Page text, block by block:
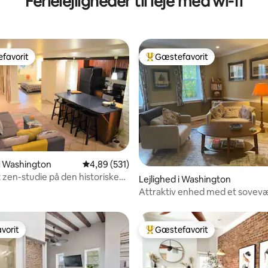
bedømmelse, 203 omtaler
Washington 4,89 ud af 5 i gennemsnitlig bedømmelse,
4,89 (531)
zen-studie på den historiske
Bedste gæstefavorit
Gæstefavorit
Lejlighed i Washington
Attraktiv enhed med et
Bedste gæstefavorit
Gæstefavorit